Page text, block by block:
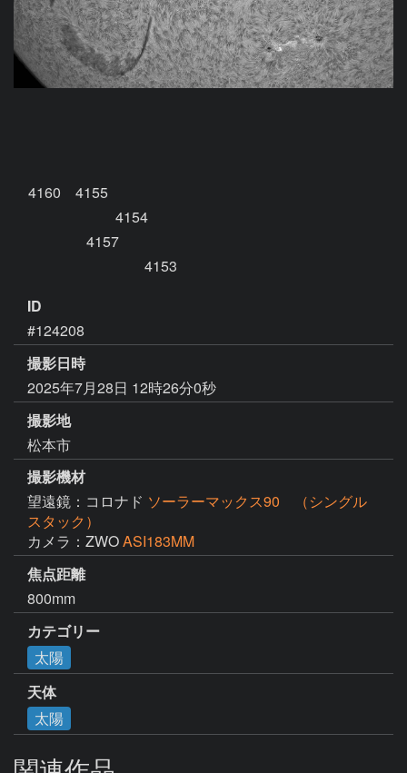
4160　4155
4154
4157
4153
ID
#124208
撮影日時
2025年7月28日 12時26分0秒
撮影地
松本市
撮影機材
望遠鏡：コロナド ソーラーマックス90 （シングル
スタック）
カメラ：ZWOASI183MM
焦点距離
800mm
カテゴリー
太陽
天体
太陽